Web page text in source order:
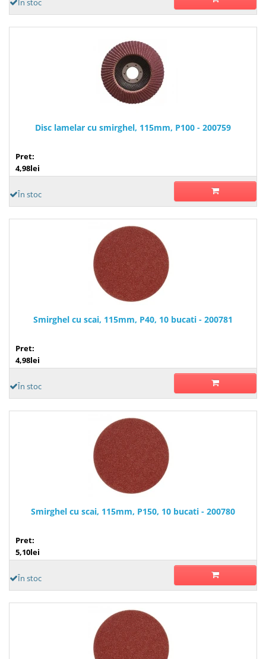
În stoc
Disc lamelar cu smirghel, 115mm, P100 - 200759
Pret:
4,98lei
În stoc
Smirghel cu scai, 115mm, P40, 10 bucati - 200781
Pret:
4,98lei
În stoc
Smirghel cu scai, 115mm, P150, 10 bucati - 200780
Pret:
5,10lei
În stoc